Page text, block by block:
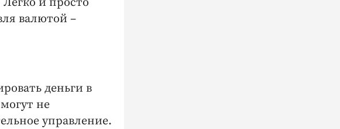
валютой –
деньги в
не
управление.